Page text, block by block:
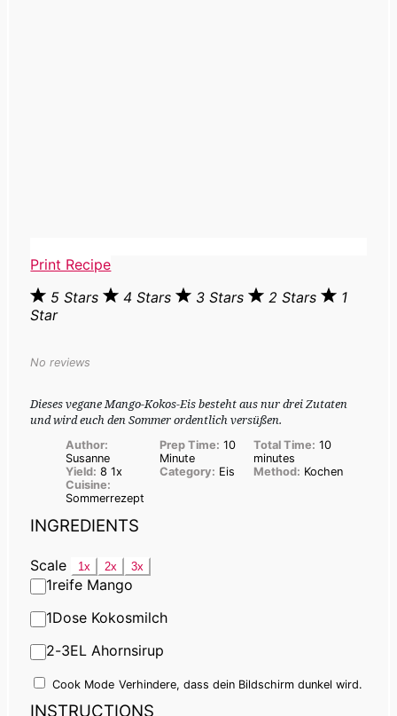
Print Recipe
5 Stars
4 Stars 3 Stars 2 Stars
1
Star
No reviews
Dieses vegane Mango-Kokos-Eis besteht aus nur drei Zutaten
und wird euch den Sommer ordentlich versüßen.
Author:
Susanne
Prep Time: 10
Minute
Total Time: 10
minutes
Yield: 8 1x Category: Eis Method: Kochen
Cuisine:
Sommerrezept
INGREDIENTS
Scale 1x 2x 3x
1reife Mango
1Dose Kokosmilch
2-3EL Ahornsirup
Cook Mode Verhindere, dass dein Bildschirm dunkel wird.
INSTRUCTIONS